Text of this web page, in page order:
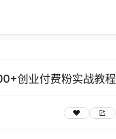
创业付费粉实战教程